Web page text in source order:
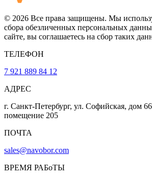
© 2026 Все права защищены. Мы
сбора обезличенных персональных
сайте, вы соглашаетесь на сбор таких
ТЕЛЕФОН
7 921 889 84 12
АДРЕС
г. Санкт-Петербург, ул. Софийская, дом
помещение 205
ПОЧТА
sales@navobor.com
ВРЕМЯ РАБоТЫ